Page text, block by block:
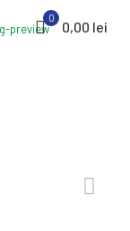
0
0,00 lei